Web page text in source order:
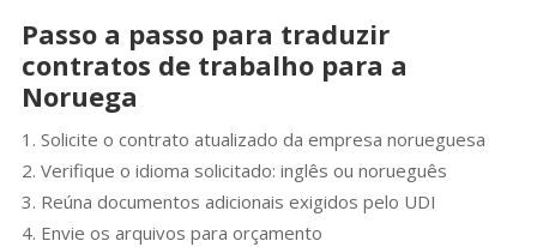
Passo a passo para traduzir
contratos de trabalho para a
Noruega
Solicite o contrato atualizado da empresa norueguesa
Verifique o idioma solicitado: inglês ou norueguês
Reúna documentos adicionais exigidos pelo UDI
Envie os arquivos para orçamento